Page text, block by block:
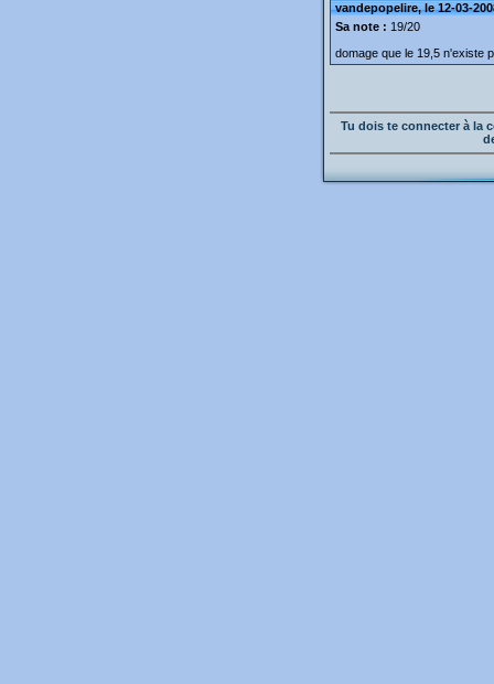
vandepopelire, le 12-03-
Sa note : 19/20
domage que le 19,5 n'existe
Tu dois te connecter à la